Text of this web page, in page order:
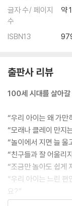
공 주고받기│기차 놀
기 놀이│말 타기 놀이
기│라텍스 밴드 노 젓
:: 일상생활에서 우리
언어 자극만 많으면
각종 감각이 골고루
운동 발달은 언어 발
구강 운동│립스틱
글자 수/ 페이지
수
약
ISBN13
출판사 리뷰
100세 시대를 살아
“우리 아이는 왜 가만
“모래나 클레이 만지
“놀이에서 지면 늘 울
“친구들과 잘 어울리
“조금만 놀아도 쉽게
“우리 아이는 느린 편
요?”